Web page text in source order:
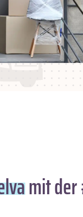
mit der